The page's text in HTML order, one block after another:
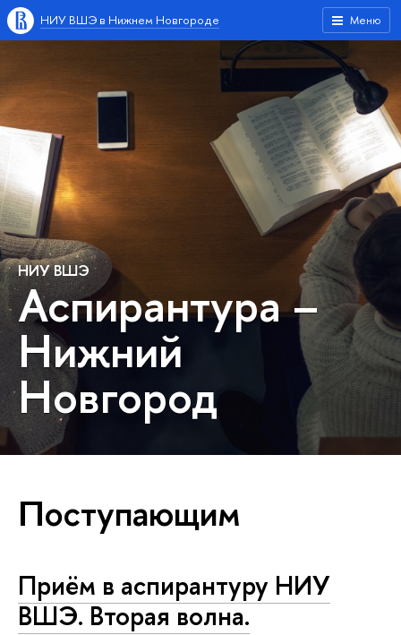
Меню
НИУ ВШЭ в Нижнем Новгороде
НИУ ВШЭ
Аспирантура –
Нижний
Новгород
Поступающим
Приём в аспирантуру НИУ
ВШЭ. Вторая волна.